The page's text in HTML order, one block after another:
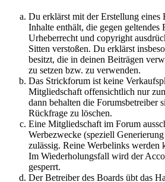
Du erklärst mit der Erstellung eines
Inhalte enthält, die gegen geltendes
Urheberrecht und copyright
Sitten verstoßen. Du erklärst
besitzt, die in deinen Beiträgen
zu setzen bzw. zu verwenden.
Das Strickforum ist keine
Mitgliedschaft offensichtlich nur
dann behalten die Forumsbetreiber
Rückfrage zu löschen.
Eine Mitgliedschaft im Forum
Werbezwecke (speziell
zulässig. Reine Werbelinks werden
Im Wiederholungsfall wird der
gesperrt.
Der Betreiber des Boards übt das